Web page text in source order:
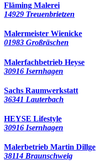
Fläming Malerei
14929 Treuenbrietzen
Malermeister Wienicke
01983 Großräschen
Malerfachbetrieb Heyse
30916 Isernhagen
Sachs Raumwerkstatt
36341 Lauterbach
HEYSE Lifestyle
30916 Isernhagen
Malerbetrieb Martin Dillge
38114 Braunschweig